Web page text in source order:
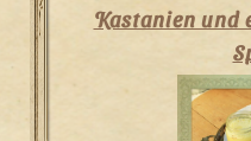
Kastanien und